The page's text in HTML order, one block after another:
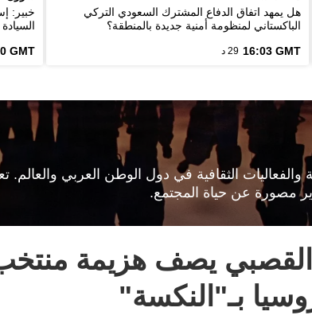
هل يمهد اتفاق الدفاع المشترك السعودي التركي
الباكستاني لمنظومة أمنية جديدة بالمنطقة؟
16:03 GMT 29 د
خبير:
GMT
والفعاليات الثقافية في دول الوطن العربي
مصورة عن حياة المجتمع.
يصف هزيمة
بـ"النكسة"